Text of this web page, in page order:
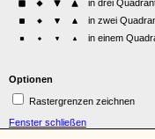
Optionen
Rastergrenzen zeichnen
Fenster schließen